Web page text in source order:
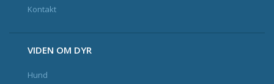
Kontakt
Kontakt
VIDEN OM DYR
Hund